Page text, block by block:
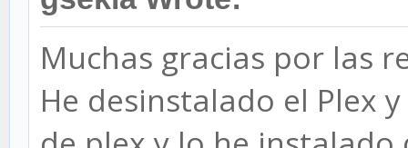
Muchas gracias por las
He desinstalado el Plex